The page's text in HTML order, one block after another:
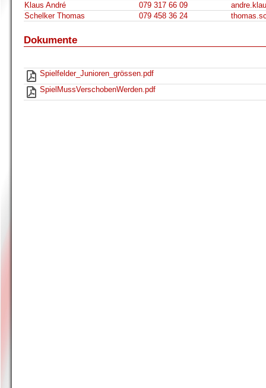
Klaus André 079 317 66 09
Schelker Thomas
079 458 36 24
Dokumente
Spielfelder_Junioren_grössen.pdf
SpielMussVerschobenWerden.pdf